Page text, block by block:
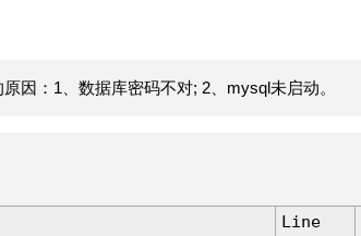
因：1、数据库密码不对; 2、mysql未启动。
Line